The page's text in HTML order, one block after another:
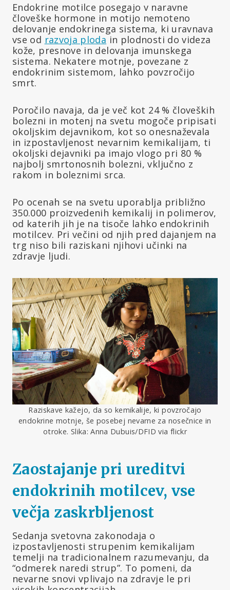
Endokrine motilce posegajo v naravne
človeške hormone in motijo nemoteno
delovanje endokrinega sistema, ki uravnava
vse od razvoja ploda in plodnosti do videza
kože, presnove in delovanja imunskega
sistema. Nekatere motnje, povezane z
endokrinim sistemom, lahko povzročijo
smrt.
Poročilo navaja, da je več kot 24 % človeških
bolezni in motenj na svetu mogoče pripisati
okoljskim dejavnikom, kot so onesnaževala
in izpostavljenost nevarnim kemikalijam, ti
okoljski dejavniki pa imajo vlogo pri 80 %
najbolj smrtonosnih bolezni, vključno z
rakom in boleznimi srca.
Po ocenah se na svetu uporablja približno
350.000 proizvedenih kemikalij in polimerov,
od katerih jih je na tisoče lahko endokrinih
motilcev. Pri večini od njih pred dajanjem na
trg niso bili raziskani njihovi učinki na
zdravje ljudi.
Raziskave kažejo, da so kemikalije, ki povzročajo
endokrine motnje, še posebej nevarne za nosečnice in
otroke. Slika: Anna Dubuis/DFID via flickr
Zaostajanje pri ureditvi
endokrinih motilcev, vse
večja zaskrbljenost
Sedanja svetovna zakonodaja o
izpostavljenosti strupenim kemikalijam
temelji na tradicionalnem razumevanju, da
“odmerek naredi strup”. To pomeni, da
nevarne snovi vplivajo na zdravje le pri